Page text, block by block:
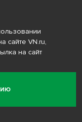
сайте VN.ru,
на сайт